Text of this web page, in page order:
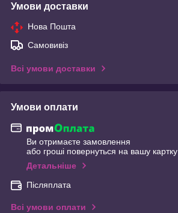
Умови доставки
Нова Пошта
Самовивіз
Всі умови доставки
Умови оплати
Ви отримаєте замовлення
або гроші повернуться на вашу картку
Детальніше
Післяплата
Всі умови оплати